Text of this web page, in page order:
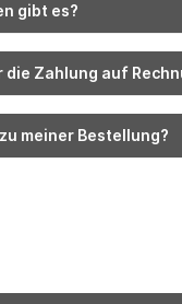
gibt es?
Zahlung auf
meiner Bestellung?